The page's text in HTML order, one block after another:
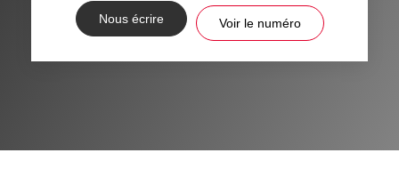
Nous écrire Voir le numéro